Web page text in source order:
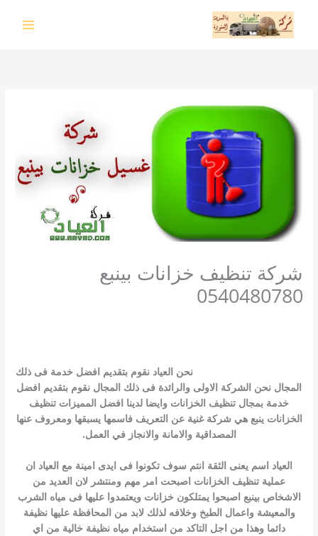
المحتوى
شركة تنظيف خزانات بينبع
0540480780
نحن العياد نقوم بتقديم افضل خدمة فى ذلك
المجال نحن الشركة الاولى والرائدة فى ذلك المجال نقوم بتقديم افضل
خدمة بمجال تنظيف الخزانات وايضا لدينا افضل المميزات تنظيف
الخزانات ينبع هي شركة غنية عن التعريف فاسمها يسبقها ومعروف عنها
المصداقية والامانة والانجاز في العمل.
العياد اسم يعنى الثقة انتم سوف تكونوا فى ايدى امينة مع العياد ان
عملية تنظيف الخزانات اصبحت امر مهم ومنتشر لان العديد من
الاشخاص بينبع اصبحوا يمتلكون خزانات ويعتمدوا عليها فى مياه الشرب
والمعيشة واعمال الطبخ وخلافه لذلك لابد من المحافظة عليها نظيفة
دائما وهذا من اجل التاكد من استخدام مياه نظيفة خالية من اي